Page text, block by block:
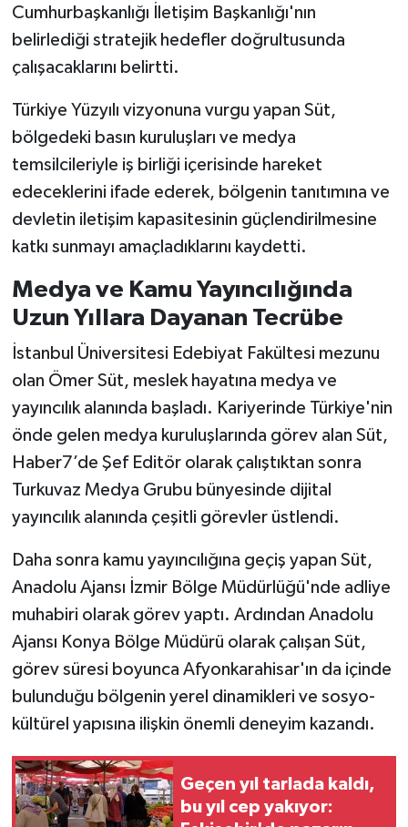
Cumhurbaşkanlığı İletişim Başkanlığı'nın
belirlediği stratejik hedefler doğrultusunda
çalışacaklarını belirtti.
Türkiye Yüzyılı vizyonuna vurgu yapan Süt,
bölgedeki basın kuruluşları ve medya
temsilcileriyle iş birliği içerisinde hareket
edeceklerini ifade ederek, bölgenin tanıtımına ve
devletin iletişim kapasitesinin güçlendirilmesine
katkı sunmayı amaçladıklarını kaydetti.
Medya ve Kamu Yayıncılığında
Uzun Yıllara Dayanan Tecrübe
İstanbul Üniversitesi Edebiyat Fakültesi mezunu
olan Ömer Süt, meslek hayatına medya ve
yayıncılık alanında başladı. Kariyerinde Türkiye'nin
önde gelen medya kuruluşlarında görev alan Süt,
Haber7’de Şef Editör olarak çalıştıktan sonra
Turkuvaz Medya Grubu bünyesinde dijital
yayıncılık alanında çeşitli görevler üstlendi.
Daha sonra kamu yayıncılığına geçiş yapan Süt,
Anadolu Ajansı İzmir Bölge Müdürlüğü'nde adliye
muhabiri olarak görev yaptı. Ardından Anadolu
Ajansı Konya Bölge Müdürü olarak çalışan Süt,
görev süresi boyunca Afyonkarahisar'ın da içinde
bulunduğu bölgenin yerel dinamikleri ve sosyo-
kültürel yapısına ilişkin önemli deneyim kazandı.
Geçen yıl tarlada kaldı,
bu yıl cep yakıyor: